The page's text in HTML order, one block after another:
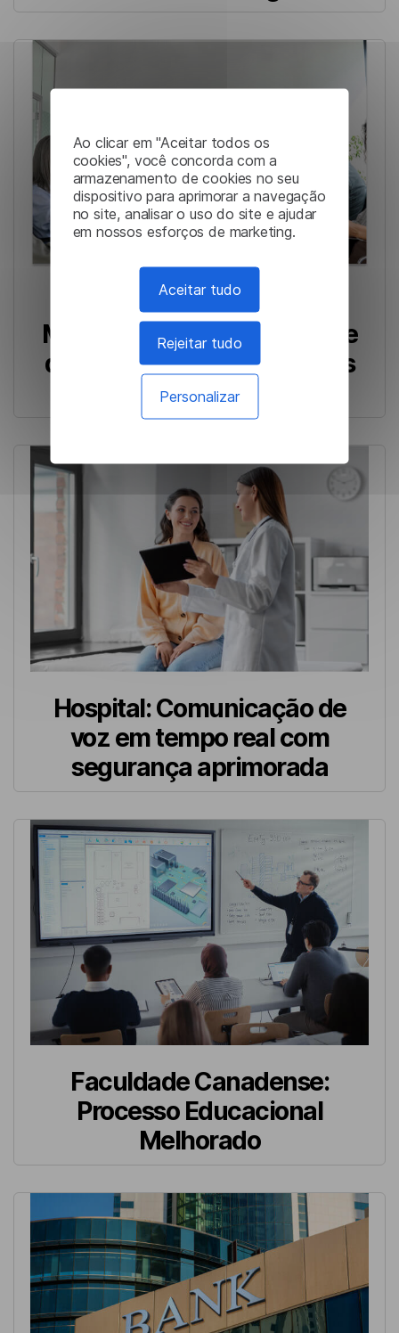
Ao clicar em "Aceitar todos os
cookies", você concorda com a
armazenamento de cookies no seu
dispositivo para aprimorar a navegação
no site, analisar o uso do site e ajudar
em nossos esforços de marketing.
Aceitar tudo
Rejeitar tudo
Personalizar
Sistema de Resumos:
Melhorando a Produtividade
de Reuniões para Entidades
Governamentais
Hospital: Comunicação de
voz em tempo real com
segurança aprimorada
Faculdade Canadense:
Processo Educacional
Melhorado